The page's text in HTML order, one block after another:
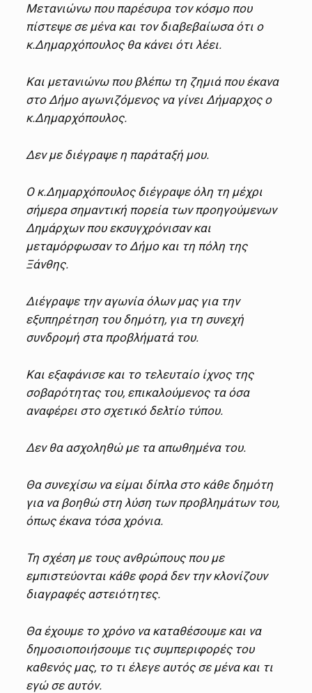
Μετανιώνω που παρέσυρα τον κόσμο που
πίστεψε σε μένα και τον διαβεβαίωσα ότι ο
κ.Δημαρχόπουλος θα κάνει ότι λέει.
Και μετανιώνω που βλέπω τη ζημιά που έκανα
στο Δήμο αγωνιζόμενος να γίνει Δήμαρχος ο
κ.Δημαρχόπουλος.
Δεν με διέγραψε η παράταξή μου.
Ο κ.Δημαρχόπουλος διέγραψε όλη τη μέχρι
σήμερα σημαντική πορεία των προηγούμενων
Δημάρχων που εκσυγχρόνισαν και
μεταμόρφωσαν το Δήμο και τη πόλη της
Ξάνθης.
Διέγραψε την αγωνία όλων μας για την
εξυπηρέτηση του δημότη, για τη συνεχή
συνδρομή στα προβλήματά του.
Και εξαφάνισε και το τελευταίο ίχνος της
σοβαρότητας του, επικαλούμενος τα όσα
αναφέρει στο σχετικό δελτίο τύπου.
Δεν θα ασχοληθώ με τα απωθημένα του.
Θα συνεχίσω να είμαι δίπλα στο κάθε δημότη
για να βοηθώ στη λύση των προβλημάτων του,
όπως έκανα τόσα χρόνια.
Τη σχέση με τους ανθρώπους που με
εμπιστεύονται κάθε φορά δεν την κλονίζουν
διαγραφές αστειότητες.
Θα έχουμε το χρόνο να καταθέσουμε και να
δημοσιοποιήσουμε τις συμπεριφορές του
καθενός μας, το τι έλεγε αυτός σε μένα και τι
εγώ σε αυτόν.